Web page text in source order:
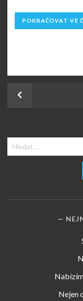
POKRAČOVAT VE
Vyhledávání
Nejen